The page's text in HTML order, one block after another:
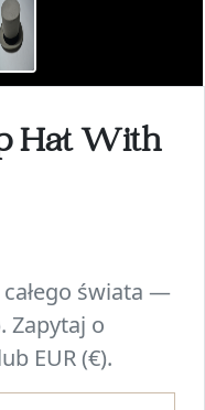
Hat With
świata —
Zapytaj o
EUR (€).